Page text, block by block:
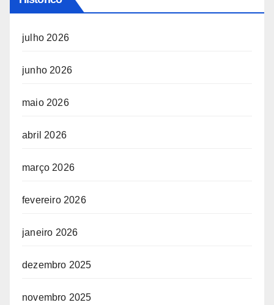
julho 2026
junho 2026
maio 2026
abril 2026
março 2026
fevereiro 2026
janeiro 2026
dezembro 2025
novembro 2025